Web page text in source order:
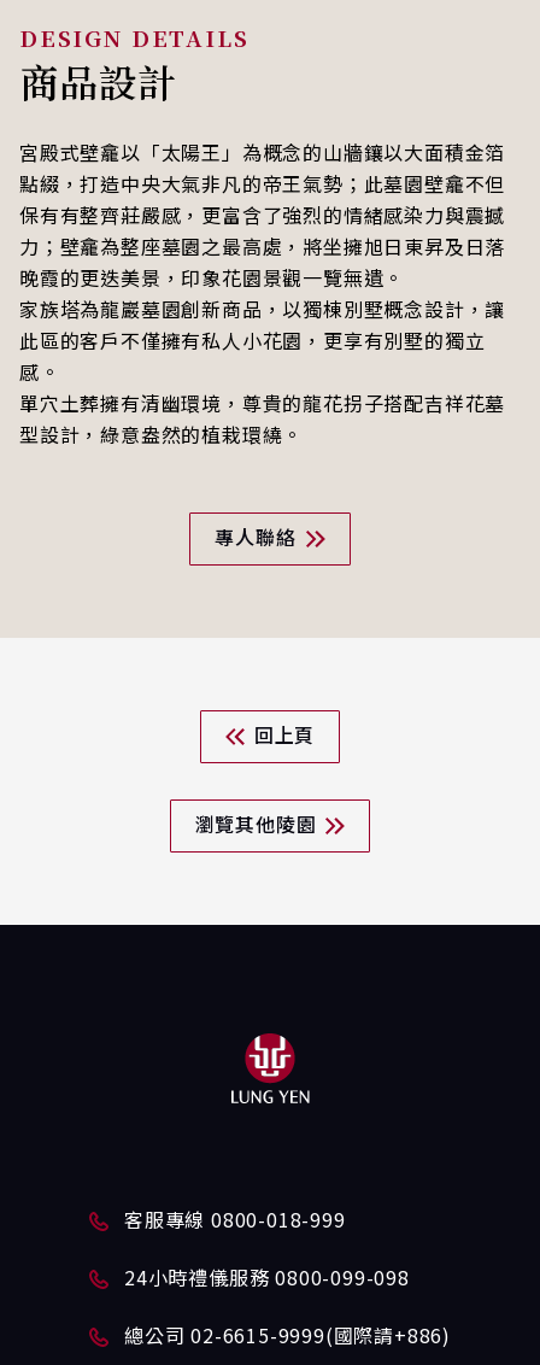
商品設計
宮殿式壁龕以「太陽王」為概念的山牆鑲以大面積金箔
點綴，打造中央大氣非凡的帝王氣勢；此墓園壁龕不但
保有有整齊莊嚴感，更富含了強烈的情緒感染力與震撼
力；壁龕為整座墓園之最高處，將坐擁旭日東昇及日落
晚霞的更迭美景，印象花園景觀一覽無遺。
家族塔為龍巖墓園創新商品，以獨棟別墅概念設計，讓
此區的客戶不僅擁有私人小花園，更享有別墅的獨立
感。
單穴土葬擁有清幽環境，尊貴的龍花拐子搭配吉祥花墓
型設計，綠意盎然的植栽環繞。
專人聯絡
回上頁
瀏覽其他陵園
客服專線 0800-018-999
24小時禮儀服務 0800-099-098
總公司 02-6615-9999(國際請+886)